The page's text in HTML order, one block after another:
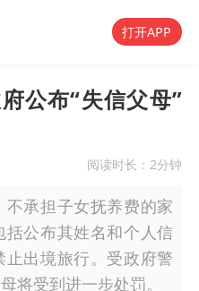
打开APP
公布“失信父母”
阅读时长： 2分钟
不承担子女抚养费的家
公布其姓名和个人信
出境旅行。受政府警
将受到进一步处罚。